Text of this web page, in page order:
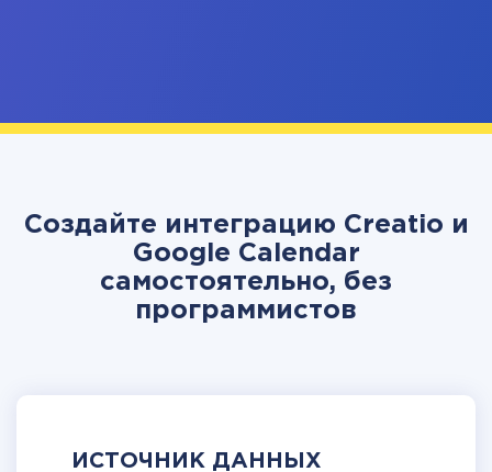
Создайте интеграцию Creatio и
Google Calendar
самостоятельно, без
программистов
ИСТОЧНИК ДАННЫХ